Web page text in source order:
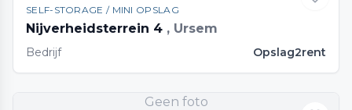
SELF-STORAGE / MINI OPSLAG
Nijverheidsterrein 4 , Ursem
Bedrijf Opslag2rent
Geen foto